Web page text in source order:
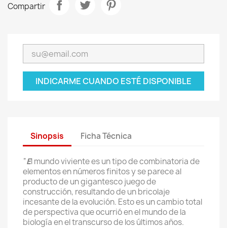
Compartir
INDICARME CUANDO ESTÉ DISPONIBLE
Sinopsis Ficha Técnica
“El mundo viviente es un tipo de combinatoria de
elementos en números finitos y se parece al
producto de un gigantesco juego de
construcción, resultando de un bricolaje
incesante de la evolución. Esto es un cambio total
de perspectiva que ocurrió en el mundo de la
biología en el transcurso de los últimos años.